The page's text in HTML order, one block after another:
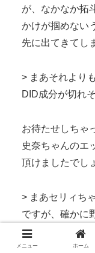
が、なかなか拓
かけが掴めない
先に出てきてし
> まあそれより
DID成分が切れ
お待たせしちゃ
史奈ちゃんのエ
頂けましたでし
> まあセリィち
ですが、確かに
次回は異世界の
メニュー ホーム